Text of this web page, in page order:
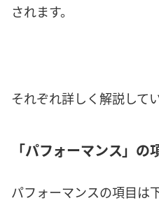
されます。
それぞれ詳しく解説して
「パフォーマンス」
パフォーマンスの項目は